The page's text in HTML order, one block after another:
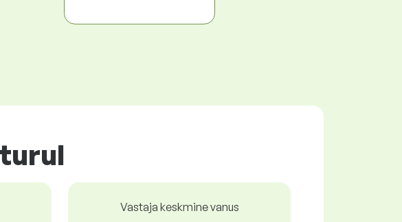
Vastaja keskmine vanus